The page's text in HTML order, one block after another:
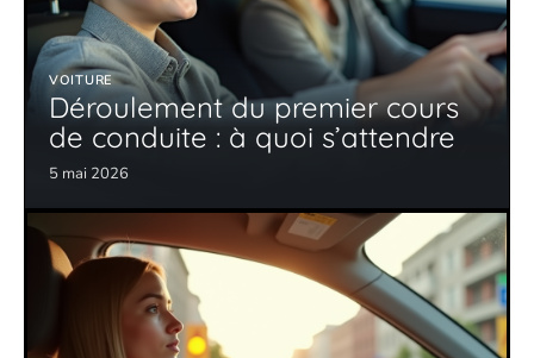
VOITURE
Déroulement du premier cours
de conduite : à quoi s’attendre
5 mai 2026